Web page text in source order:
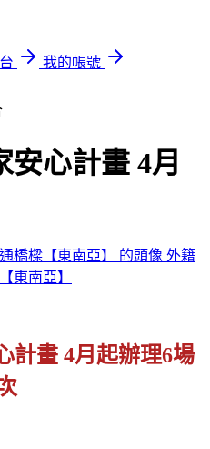
我的帳號
心計畫 4月
外籍
東南亞】
計畫 4月起辦理6場